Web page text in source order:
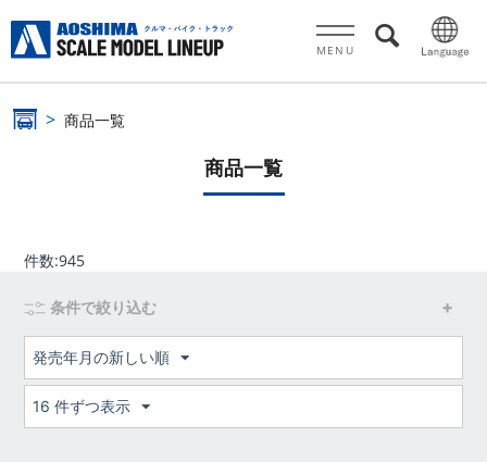
MENU
商品一覧
商品一覧
件数:945
条件で絞り込む
発売年月の新しい順
16 件ずつ表示